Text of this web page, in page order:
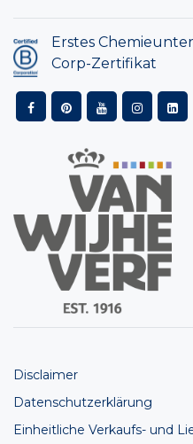
Erstes
Corp-Zertifikat
Disclaimer
Datenschutzerklärung
Einheitliche Verkaufs- und